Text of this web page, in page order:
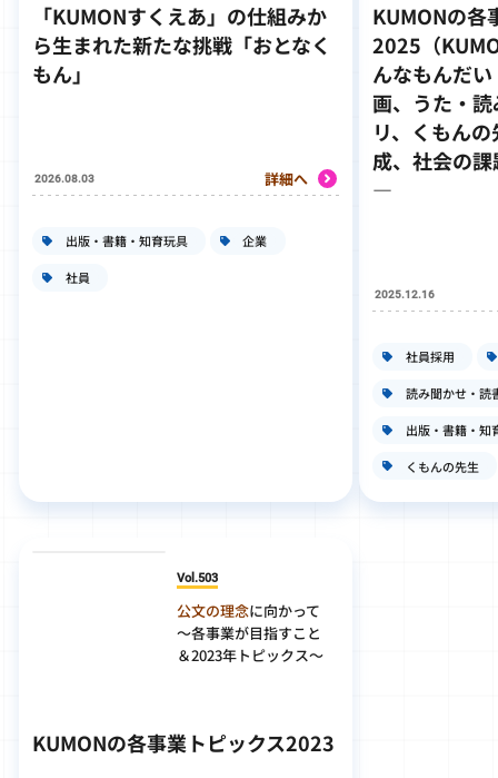
「KUMONすくえあ」の仕組みか
ら生まれた新たな挑戦「おとなく
もん」
2026.08.03 詳細へ
出版・書籍・知育玩具 企業
社員
Vol.503
公文の理念に向かって
～各事業が目指すこと
＆2023年トピックス～
KUMONの各事業トピックス2023
KUMONの各
2025（
んなもんだ
画、うた・
リ、くもん
成、社会の
―
2025.12.16
社員採用
読み聞かせ・読
出版・書籍・知
くもんの先生